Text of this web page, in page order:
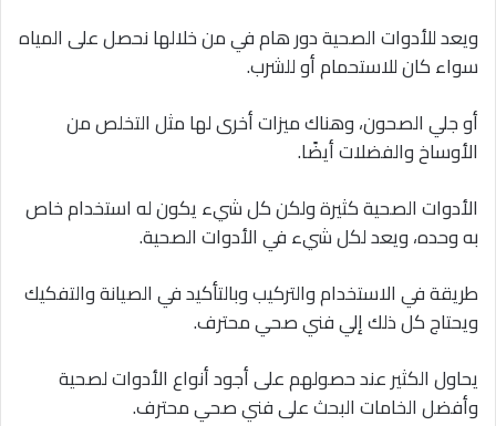
ويعد للأدوات الصحية دور هام في من خلالها نحصل على المياه
سواء كان للاستحمام أو للشرب.
أو جلي الصحون، وهناك ميزات أخرى لها مثل التخلص من
الأوساخ والفضلات أيضًا.
الأدوات الصحية كثيرة ولكن كل شيء يكون له استخدام خاص
به وحده، ويعد لكل شيء في الأدوات الصحية.
طريقة في الاستخدام والتركيب وبالتأكيد في الصيانة والتفكيك
ويحتاج كل ذلك إلي فني صحي محترف.
يحاول الكثير عند حصولهم على أجود أنواع الأدوات لصحية
وأفضل الخامات البحث على فني صحي محترف.